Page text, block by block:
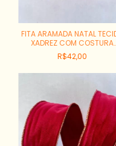
FITA ARAMADA NATAL
XADREZ COM COSTURA
REF:73285-001
R$42,00